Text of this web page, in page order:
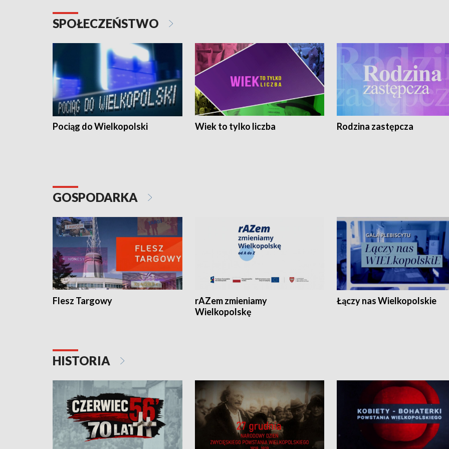
SPOŁECZEŃSTWO
Pociąg do Wielkopolski Wiek to tylko liczba Rodzina zastępcza
GOSPODARKA
Flesz Targowy
rAZem zmieniamy
Wielkopolskę
Łączy nas Wielkopolskie
HISTORIA